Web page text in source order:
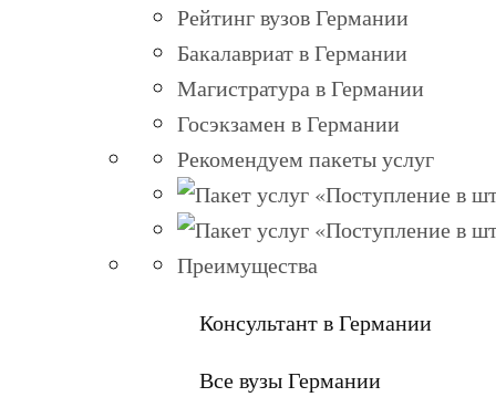
Рейтинг вузов Германии
Бакалавриат в Германии
Магистратура в Германии
Госэкзамен в Германии
Рекомендуем пакеты услуг
Преимущества
Консультант в Германии
Все вузы Германии